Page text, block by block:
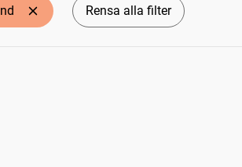
Rensa alla filter